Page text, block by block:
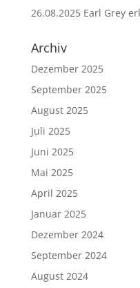
26.08.2025 Earl Grey
Archiv
Dezember 2025
September 2025
August 2025
Juli 2025
Juni 2025
Mai 2025
April 2025
Januar 2025
Dezember 2024
September 2024
August 2024